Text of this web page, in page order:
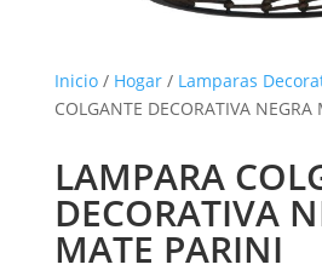
Inicio/ Hogar/ Lamparas
COLGANTE DECORATIVA NEGRA
LAMPARA
DECORATIVA
MATE PARINI